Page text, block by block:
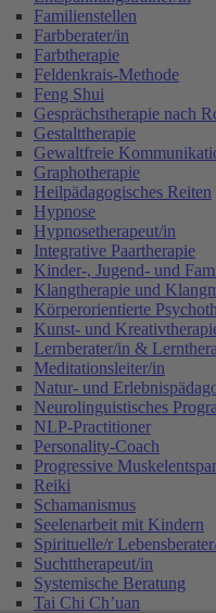
Familienstellen
Farbberater/in
Farbtherapie
Feldenkrais-Methode
Feng Shui
Gesprächstherapie nach
Gestalttherapie
Gewaltfreie
Graphotherapie
Heilpädagogisches Reiten
Hypnose
Hypnosetherapeut/in
Integrative Paartherapie
Kinder-, Jugend- und
Klangtherapie und
Körperorientierte
Kunst- und
Lernberater/in &
Meditationsleiter/in
Natur- und
Neurolinguistisches
NLP-Practitioner
Personality-Coach
Progressive
Reiki
Schamanismus
Seelenarbeit mit Kindern
Spirituelle/r
Suchttherapeut/in
Systemische Beratung
Tai Chi Ch’uan